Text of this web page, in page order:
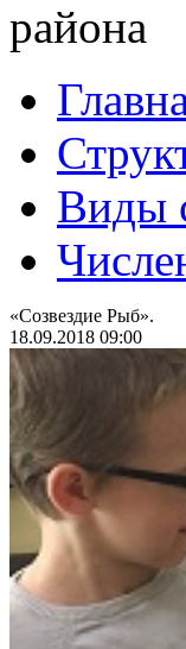
района
Виды
«Созвездие Рыб».
18.09.2018 09:00